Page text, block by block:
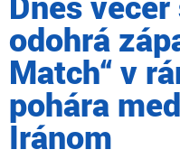
odohrá
Match“ v
pohára
Iránom